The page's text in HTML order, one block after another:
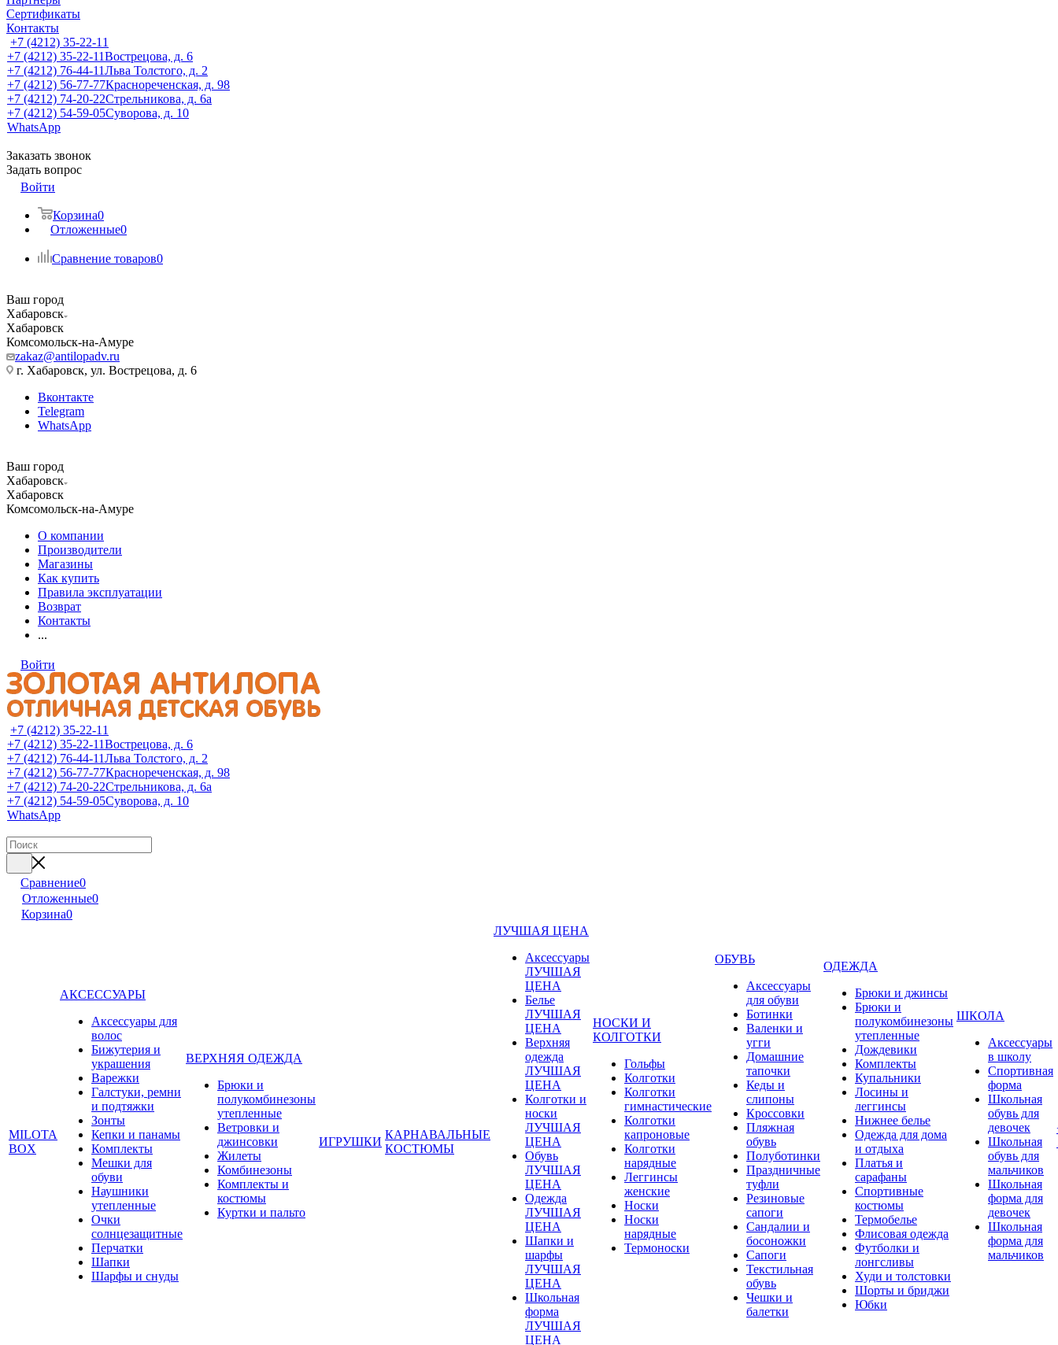
Сертификаты
Контакты
+7 (4212) 35-22-11
+7 (4212) 35-22-11Вострецова, д. 6
+7 (4212) 76-44-11Льва Толстого, д. 2
+7 (4212) 56-77-77Краснореченская, д. 98
+7 (4212) 74-20-22Стрельникова, д. 6а
+7 (4212) 54-59-05Суворова, д. 10
WhatsApp
Заказать звонок
Задать вопрос
Войти
Корзина0
Отложенные0
Сравнение товаров0
Ваш город
Хабаровск
Хабаровск
Комсомольск-на-Амуре
zakaz@antilopadv.ru
г. Хабаровск, ул. Вострецова, д. 6
Вконтакте
Telegram
WhatsApp
Ваш город
Хабаровск
Хабаровск
Комсомольск-на-Амуре
О компании
Производители
Магазины
Как купить
Правила эксплуатации
Возврат
Контакты
...
Войти
+7 (4212) 35-22-11
+7 (4212) 35-22-11Вострецова, д. 6
+7 (4212) 76-44-11Льва Толстого, д. 2
+7 (4212) 56-77-77Краснореченская, д. 98
+7 (4212) 74-20-22Стрельникова, д. 6а
+7 (4212) 54-59-05Суворова, д. 10
WhatsApp
Сравнение0
Отложенные0
Корзина0
MILOTA
BOX
АКСЕССУАРЫ
Аксессуары для
волос
Бижутерия и
украшения
Варежки
Галстуки, ремни
и подтяжки
Зонты
Кепки и панамы
Комплекты
Мешки для
обуви
Наушники
утепленные
Очки
солнцезащитные
Перчатки
Шапки
Шарфы и снуды
ВЕРХНЯЯ ОДЕЖДА
Брюки и
полукомбинезоны
утепленные
Ветровки и
джинсовки
Жилеты
Комбинезоны
Комплекты и
костюмы
Куртки и пальто
ИГРУШКИ
КАРНАВАЛЬНЫЕ
КОСТЮМЫ
ЛУЧШАЯ ЦЕНА
Аксессуары
ЛУЧШАЯ
ЦЕНА
Белье
ЛУЧШАЯ
ЦЕНА
Верхняя
одежда
ЛУЧШАЯ
ЦЕНА
Колготки и
носки
ЛУЧШАЯ
ЦЕНА
Обувь
ЛУЧШАЯ
ЦЕНА
Одежда
ЛУЧШАЯ
ЦЕНА
Шапки и
шарфы
ЛУЧШАЯ
ЦЕНА
Школьная
форма
ЛУЧШАЯ
ЦЕНА
НОСКИ И
КОЛГОТКИ
Гольфы
Колготки
Колготки
гимнастические
Колготки
капроновые
Колготки
нарядные
Леггинсы
женские
Носки
Носки
нарядные
Термоноски
ОБУВЬ
Аксессуары
для обуви
Ботинки
Валенки и
угги
Домашние
тапочки
Кеды и
слипоны
Кроссовки
Пляжная
обувь
Полуботинки
Праздничные
туфли
Резиновые
сапоги
Сандалии и
босоножки
Сапоги
Текстильная
обувь
Чешки и
балетки
ОДЕЖДА
Брюки и джинсы
Брюки и
полукомбинезоны
утепленные
Дождевики
Комплекты
Купальники
Лосины и
леггинсы
Нижнее белье
Одежда для дома
и отдыха
Платья и
сарафаны
Спортивные
костюмы
Термобелье
Флисовая одежда
Футболки и
лонгсливы
Худи и толстовки
Шорты и бриджи
Юбки
ШКОЛА
Аксессуары
в школу
Спортивная
форма
Школьная
обувь для
девочек
Школьная
обувь для
мальчиков
Школьная
форма для
девочек
Школьная
форма для
мальчиков